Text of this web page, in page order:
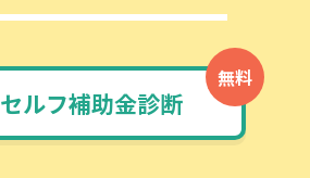
無料
セルフ補助金診断